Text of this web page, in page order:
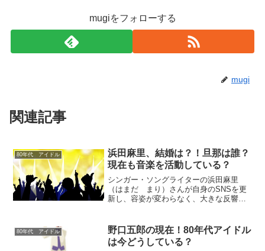
mugiをフォローする
mugi
関連記事
80年代 アイドル
浜田麻里、結婚は？！旦那は誰？
現在も音楽を活動している？
シンガー・ソングライターの浜田麻里
（はまだ まり）さんが自身のSNSを更
新し、容姿が変わらなく、大きな反響を
く、迫力のある、高音の声量も健在で
す！国内外で活動していま...
80年代 アイドル
野口五郎の現在！80年代アイドル
は今どうしている？